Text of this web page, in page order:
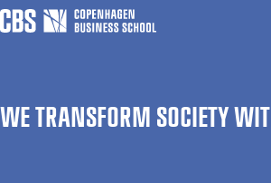
WE TRANSFORM SOCIETY